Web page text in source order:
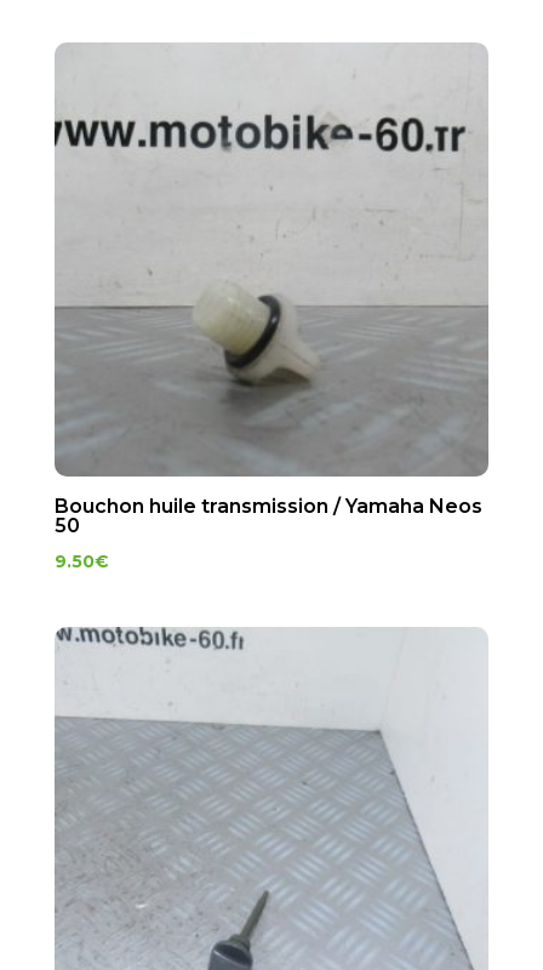
Bouchon huile transmission / Yamaha Neos
50
9.50€